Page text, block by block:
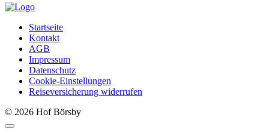
Startseite
Kontakt
AGB
Impressum
Datenschutz
Cookie-Einstellungen
Reiseversicherung widerrufen
© 2026 Hof Börsby